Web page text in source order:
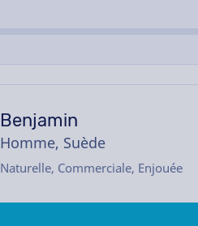
Benjamin
Homme, Suède
Naturelle, Commerciale, Enjouée